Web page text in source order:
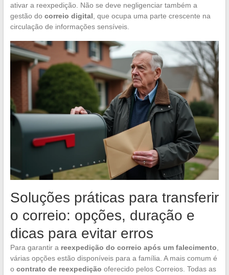
ativar a reexpedição. Não se deve negligenciar também a
gestão do correio digital , que ocupa uma parte crescente na
circulação de informações sensíveis.
Soluções práticas para transferir
o correio: opções, duração e
dicas para evitar erros
Para garantir a reexpedição do correio após um falecimento
várias opções estão disponíveis para a família. A mais comum é
o contrato de reexpedição oferecido pelos Correios. Todas as